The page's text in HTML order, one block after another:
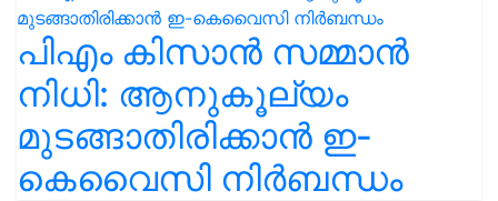
പിഎം കിസാൻ സമ്മാൻ
നിധി: ആനുകൂല്യം
മുടങ്ങാതിരിക്കാൻ ഇ-
കെവൈസി നിർബന്ധം